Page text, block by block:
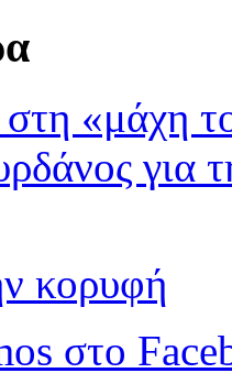
«μάχη
για
κορυφή